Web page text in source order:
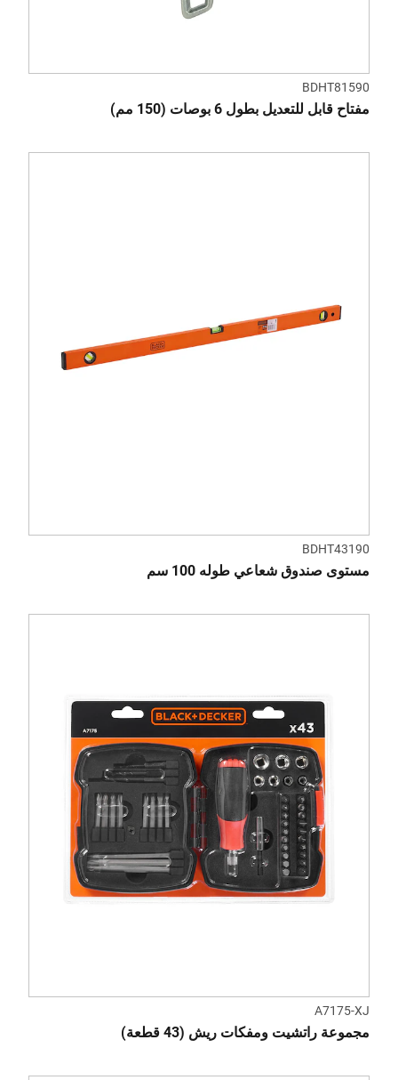
BDHT81590
مفتاح قابل للتعديل بطول 6 بوصات (150 مم)
BDHT43190
مستوى صندوق شعاعي طوله 100 سم
A7175-XJ
مجموعة راتشيت ومفكات ريش (43 قطعة)